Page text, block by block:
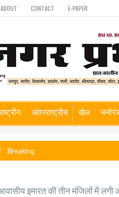
ABOUT CONTACT E-PAPER
अंतरराष्ट्रीय खेल
Breaking
इमारत की तीन मंजिलों में लगी